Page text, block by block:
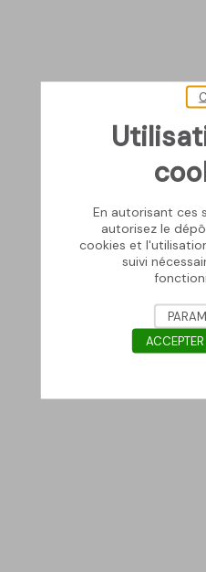
En autorisant ces
autorisez le
cookies et
suivi